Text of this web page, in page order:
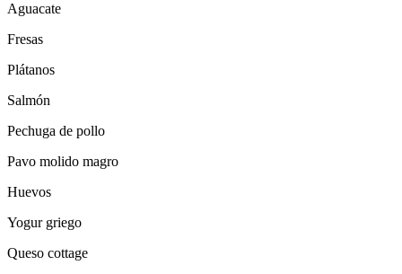
Aguacate
Fresas
Plátanos
Salmón
Pechuga de pollo
Pavo molido magro
Huevos
Yogur griego
Queso cottage